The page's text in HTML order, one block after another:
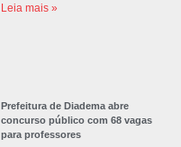
Leia mais »
Prefeitura de Diadema abre
concurso público com 68 vagas
para professores